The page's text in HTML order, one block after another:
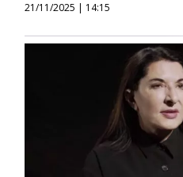
21/11/2025 | 14:15